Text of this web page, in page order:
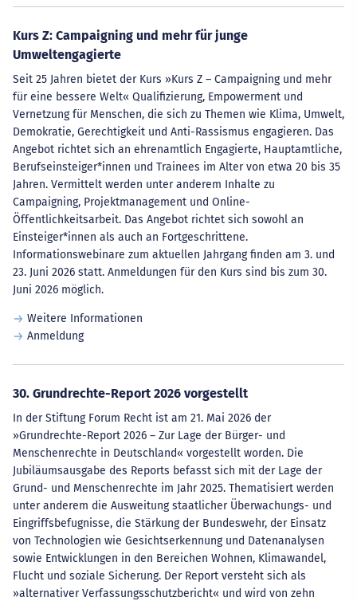
Kurs Z: Campaigning und mehr für junge
Umweltengagierte
Seit 25 Jahren bietet der Kurs »Kurs Z – Campaigning und mehr
für eine bessere Welt« Qualifizierung, Empowerment und
Vernetzung für Menschen, die sich zu Themen wie Klima, Umwelt,
Demokratie, Gerechtigkeit und Anti-Rassismus engagieren. Das
Angebot richtet sich an ehrenamtlich Engagierte, Hauptamtliche,
Berufseinsteiger*innen und Trainees im Alter von etwa 20 bis 35
Jahren. Vermittelt werden unter anderem Inhalte zu
Campaigning, Projektmanagement und Online-
Öffentlichkeitsarbeit. Das Angebot richtet sich sowohl an
Einsteiger*innen als auch an Fortgeschrittene.
Informationswebinare zum aktuellen Jahrgang finden am 3. und
23. Juni 2026 statt. Anmeldungen für den Kurs sind bis zum 30.
Juni 2026 möglich.
Weitere Informationen
Anmeldung
30. Grundrechte-Report 2026 vorgestellt
In der Stiftung Forum Recht ist am 21. Mai 2026 der
»Grundrechte-Report 2026 – Zur Lage der Bürger- und
Menschenrechte in Deutschland« vorgestellt worden. Die
Jubiläumsausgabe des Reports befasst sich mit der Lage der
Grund- und Menschenrechte im Jahr 2025. Thematisiert werden
unter anderem die Ausweitung staatlicher Überwachungs- und
Eingriffsbefugnisse, die Stärkung der Bundeswehr, der Einsatz
von Technologien wie Gesichtserkennung und Datenanalysen
sowie Entwicklungen in den Bereichen Wohnen, Klimawandel,
Flucht und soziale Sicherung. Der Report versteht sich als
»alternativer Verfassungsschutzbericht« und wird von zehn